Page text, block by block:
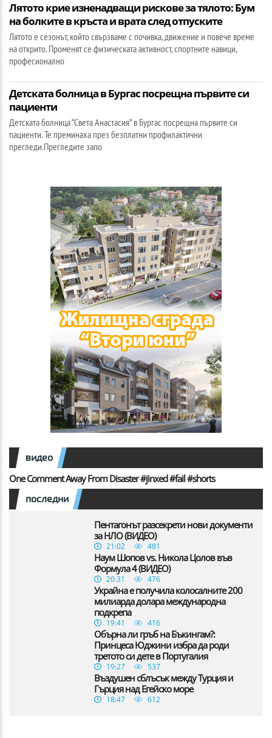
Лятото крие изненадващи рискове за тялото: Бум
на болките в кръста и врата след отпуските
Лятото е сезонът, който свързваме с почивка, движение и повече време
на открито. Променят се физическата активност, спортните навици,
професионално
Детската болница в Бургас посрещна първите си
пациенти
Детската болница “Света Анастасия” в Бургас посрещна първите си
пациенти. Те преминаха през безплатни профилактични
прегледи.Прегледите запо
видео
One Comment Away From Disaster #jinxed #fail #shorts
последни
Пентагонът разсекрети нови документи
за НЛО (ВИДЕО)
21:02 481
Наум Шопов vs. Никола Цолов във
Формула 4 (ВИДЕО)
20:31 476
Украйна е получила колосалните 200
милиарда долара международна
подкрепа
19:41 416
Обърна ли гръб на Бъкингам?:
Принцеса Юджини избра да роди
третото си дете в Португалия
19:27 537
Въздушен сблъсък между Турция и
Гърция над Егейско море
18:47 612